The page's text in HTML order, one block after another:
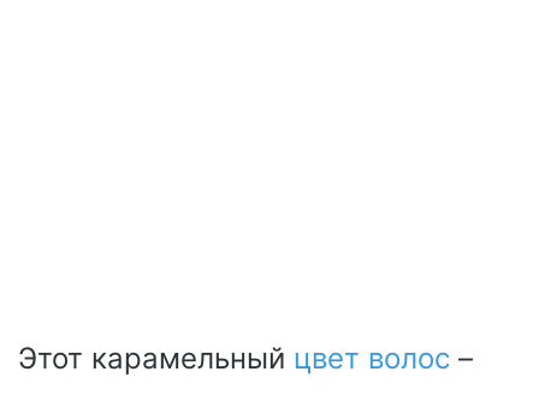
Этот карамельный цвет волос –